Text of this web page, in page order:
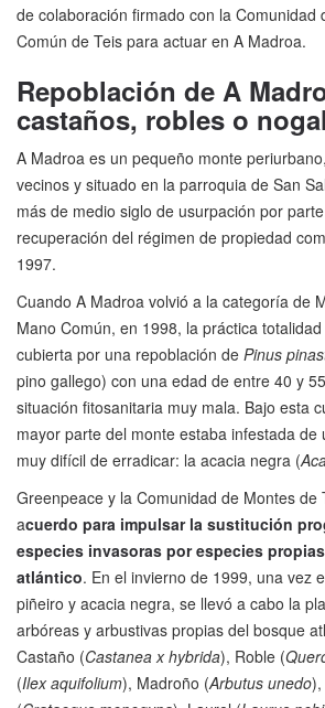
de colaboración firmado con la Comunidad
Común de Teis para actuar en A Madroa.
Repoblación de A
castaños, robles o
A Madroa es un pequeño monte
vecinos y situado en la parroquia de San
más de medio siglo de usurpación por
recuperación del régimen de propiedad
1997.
Cuando A Madroa volvió a la categoría de
Mano Común, en 1998, la práctica
cubierta por una repoblación de Pinus
pino gallego) con una edad de entre 40 y
situación fitosanitaria muy mala. Bajo esta
mayor parte del monte estaba infestada de
muy difícil de erradicar: la acacia negra (
Greenpeace y la Comunidad de Montes de
acuerdo para impulsar la sustitución
especies invasoras por especies
atlántico. En el invierno de 1999, una vez
piñeiro y acacia negra, se llevó a cabo la
arbóreas y arbustivas propias del bosque
Castaño (Castanea x hybrida), Roble (
(Ilex aquifolium), Madroño (Arbutus unedo),